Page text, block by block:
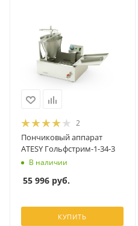
2
Пончиковый аппарат
ATESY Гольфстрим-1-34-3
В наличии
55 996 руб.
КУПИТЬ